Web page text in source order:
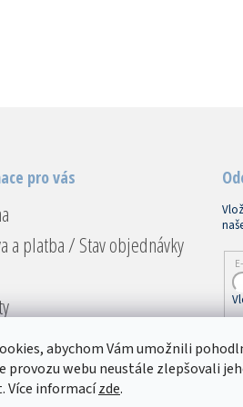
abychom Vám umožnili
provozu webu neustále zlepšovali
Více informacízde.
pro vás
a platba / Stav objednávky
a vrácení
podmínky
ochrany osobních údajů